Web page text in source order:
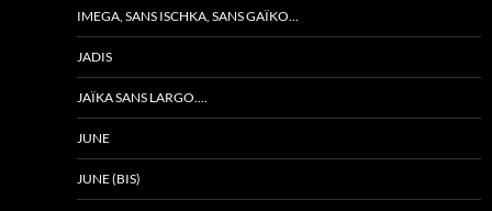
IMEGA, SANS ISCHKA, SANS GAÏKO…
JADIS
JAÏKA SANS LARGO….
JUNE
JUNE (BIS)